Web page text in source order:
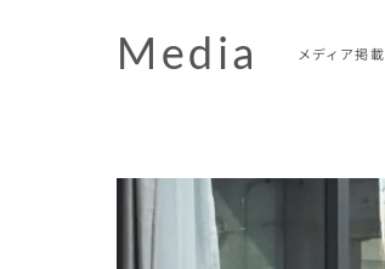
Media メディア掲載